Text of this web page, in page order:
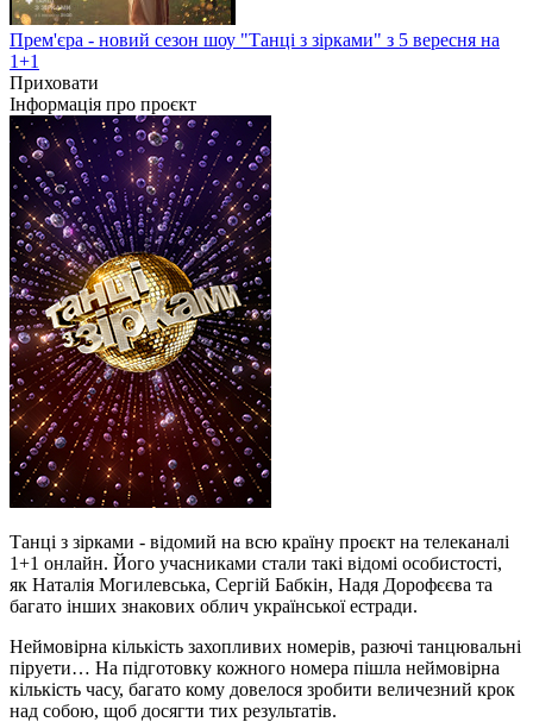
Прем'єра - новий сезон шоу "Танці з зірками" з 5 вересня на
1+1
Приховати
Інформація про проєкт
Танці з зірками - відомий на всю країну проєкт на телеканалі
1+1 онлайн. Його учасниками стали такі відомі особистості,
як Наталія Могилевська, Сергій Бабкін, Надя Дорофєєва та
багато інших знакових облич української естради.
Неймовірна кількість захопливих номерів, разючі танцювальні
піруети… На підготовку кожного номера пішла неймовірна
кількість часу, багато кому довелося зробити величезний крок
над собою, щоб досягти тих результатів.